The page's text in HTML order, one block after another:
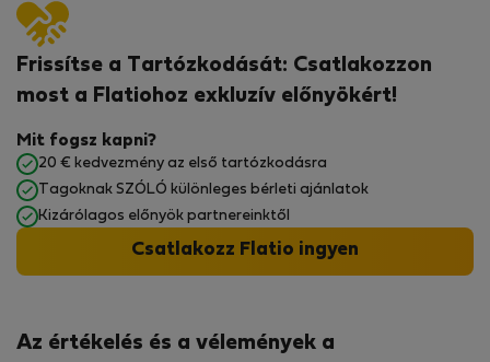
Az értékelés és a vélemények a
Frissítse a Tartózkodását: Csatlakozzon
most a Flatiohoz exkluzív előnyökért!
Mit fogsz kapni?
20 € kedvezmény az első tartózkodásra
Tagoknak SZÓLÓ különleges bérleti ajánlatok
Kizárólagos előnyök partnereinktől
Csatlakozz Flatio ingyen